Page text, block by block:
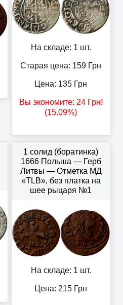
На складе: 1 шт.
Старая цена: 159 Грн
Цена: 135 Грн
Вы экономите: 24Грн!
(15.09%)
1 солид (боратинка)
1666 Польша — Герб
Литвы — Отметка МД
«TLB», без платка на
шее рыцаря №1
На складе: 1 шт.
Цена: 215 Грн